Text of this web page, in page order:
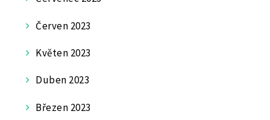
Červen 2023
Květen 2023
Duben 2023
Březen 2023